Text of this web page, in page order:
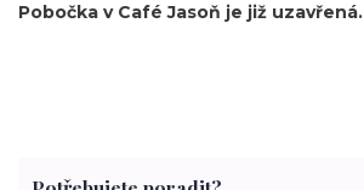
Pobočka v Café Jasoň je již uzavřená.